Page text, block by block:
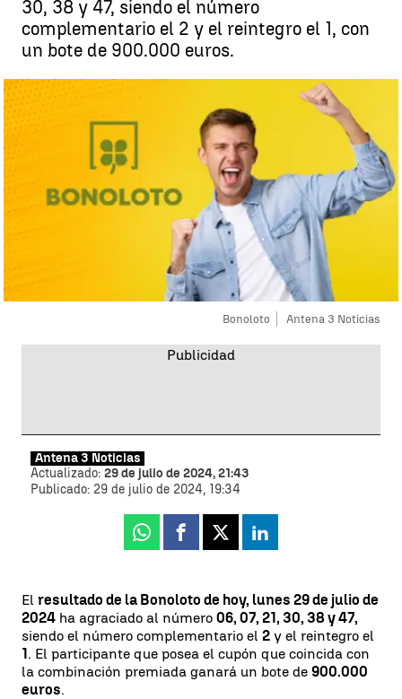
30, 38 y 47, siendo el número
complementario el 2 y el reintegro el 1, con
un bote de 900.000 euros.
Bonoloto Antena 3 Noticias
Antena 3 Noticias
Actualizado: 29 de julio de 2024, 21:43
Publicado: 29 de julio de 2024, 19:34
Whatsapp
Facebook
X Linkedin
El resultado de la Bonoloto de hoy, lunes 29 de julio de
2024 ha agraciado al número 06, 07, 21, 30, 38 y 47,
siendo el número complementario el 2 y el reintegro el
1. El participante que posea el cupón que coincida con
la combinación premiada ganará un bote de 900.000
euros.